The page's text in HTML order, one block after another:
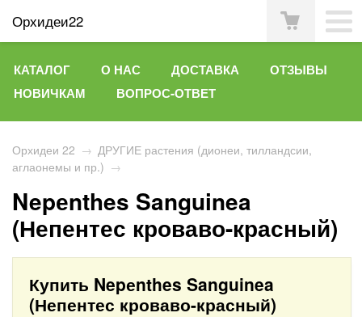
Орхидеи22
КАТАЛОГ О НАС ДОСТАВКА
ОТЗЫВЫ
НОВИЧКАМ
ВОПРОС-ОТВЕТ
Орхидеи 22 → ДРУГИЕ растения (дионеи, тилландсии,
аглаонемы и пр.) →
Nepеnthes Sanguinea
(Непентес кроваво-красный)
Купить Nepеnthes Sanguinea
(Непентес кроваво-красный)